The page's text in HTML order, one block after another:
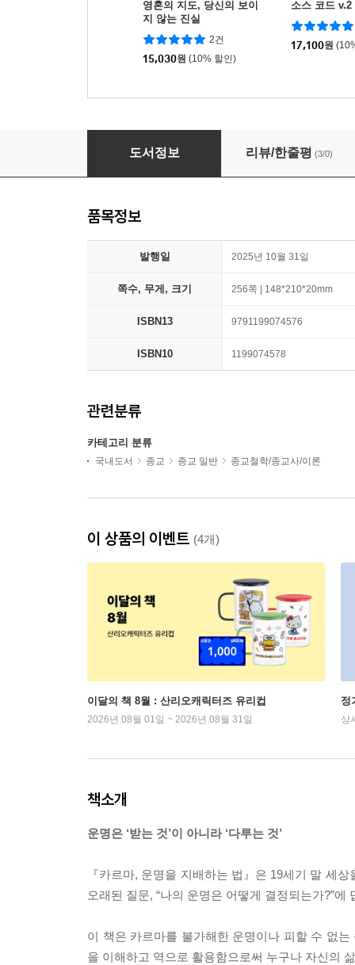
영혼의 지도, 당신의 보이
지 않는 진실
2건
15,030원 (10% 할인)
소스 코드 v.2
17,100원
카르마, 운명을 지배하는 법
도서정보 리뷰/한줄평 (3/0)
품목정보
발행일 2025년 10월 31일
쪽수, 무게, 크기 256쪽 | 148*210*20mm
ISBN13 9791199074576
ISBN10 1199074578
관련분류
카테고리 분류
국내도서 종교 종교 일반 종교철학/종교사/이론
이 상품의 이벤트 (4개)
이달의 책 8월 : 산리오캐릭터즈 유리컵
2026년 08월 01일 ~ 2026년 08월 31일
정
상
책소개
운명은 ‘받는 것’이 아니라 ‘다루는 것’
『카르마, 운명을 지배하는 법』은 19세기 말 세
오래된 질문, “나의 운명은 어떻게 결정되는가?”에
이 책은 카르마를 불가해한 운명이나 피할 수 없
을 이해하고 역으로 활용함으로써 누구나 자신의